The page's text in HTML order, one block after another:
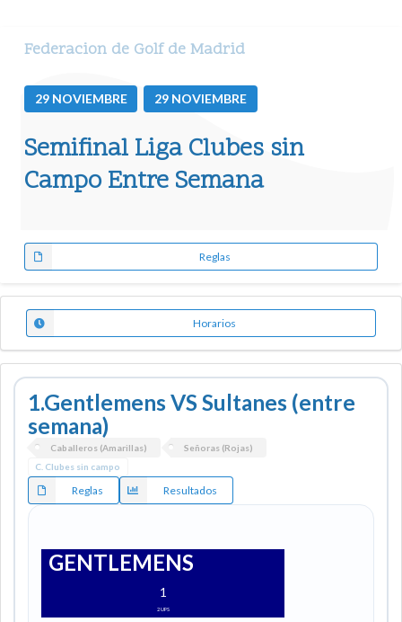
Federacion de Golf de Madrid
29 NOVIEMBRE 29 NOVIEMBRE
Semifinal Liga Clubes sin
Campo Entre Semana
Reglas
Horarios
1.Gentlemens VS Sultanes (entre
semana)
Caballeros (Amarillas)
Señoras (Rojas)
C. Clubes sin campo
Reglas Resultados
GENTLEMENS
1
2UPS